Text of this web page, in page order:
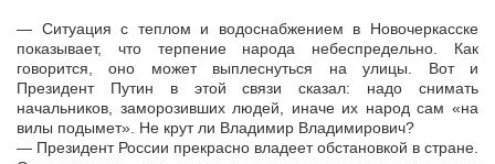
— Ситуация с теплом и водоснабжением в Новочеркасске
показывает, что терпение народа небеспредельно. Как
говорится, оно может выплеснуться на улицы. Вот и
Президент Путин в этой связи сказал: надо снимать
начальников, заморозивших людей, иначе их народ сам «на
вилы подымет». Не крут ли Владимир Владимирович?
— Президент России прекрасно владеет обстановкой в стране.